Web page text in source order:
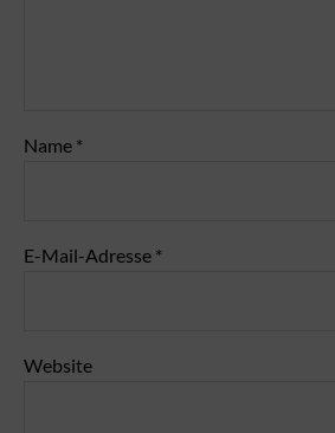
Name *
E-Mail-Adresse *
Website